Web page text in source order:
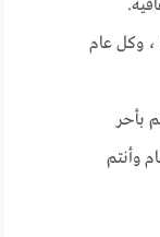
، وكل عام
بأحر
وأنتم